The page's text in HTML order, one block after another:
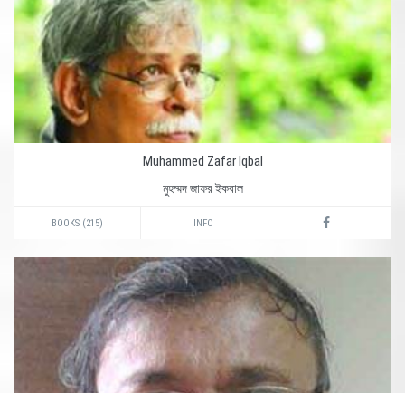
Muhammed Zafar Iqbal
মুহম্মদ জাফর ইকবাল
BOOKS (215) INFO